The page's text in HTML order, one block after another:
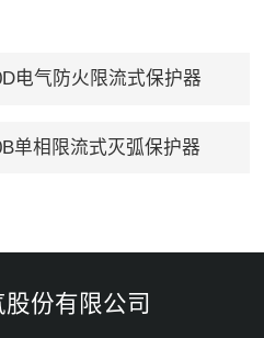
电气防火限流式保护器
单相限流式灭弧保护器
份有限公司